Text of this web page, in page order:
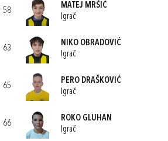
58
MATEJ MRŠIĆ
Igrač
63
NIKO OBRADOVIĆ
Igrač
65
PERO DRAŠKOVIĆ
Igrač
66
ROKO GLUHAN
Igrač